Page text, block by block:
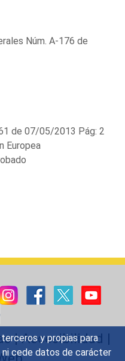
y propias para
ni cede datos de carácter
Núm. A-176 de
de 07/05/2013 Pág: 2
Europea
|Accesibilidad |